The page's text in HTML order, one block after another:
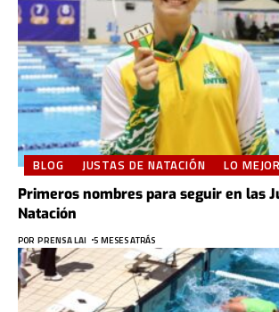
BLOG JUSTAS DE NATACIÓN LO
Primeros nombres para seguir en las
Natación
POR PRENSA LAI 5 MESES ATRÁS